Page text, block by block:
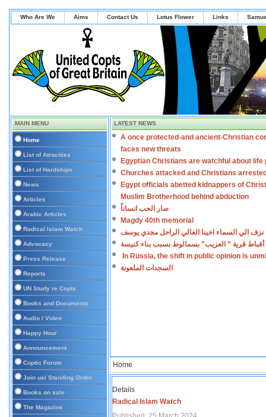
Who Are We Aims Contact Us Lotus Flower Links
MAIN MENU
Home
List of Atrocities
List of Hardships
News
Articles
Arabic Articles
Radical Islam Watch
Advocacy
Press Release
Reports
UN Study re Copts
Books and Documents
Audio / Video
Happy Hour
Announcement
Coptic Forum
Join us/ Standing Order
Books on sale
The Magazine
LATEST NEWS
A once protected-and ancient-Christian
faces new threats
Egyptian Christians are watchful about life
Churches attacked and Christians
Egypt officials abetted kidnappers of
Muslim Brotherhood behind abduction
صار الحب انساناً
Magdy 40th memorial
نزف الي السماء اخينا الغالي الراحل مجدي يوسف
أقباط قرية ” العزيب” بسمالوط بسبب بناء كنيسة
In Russia, the shift in public opinion is
السجدات الملعونة
Home
Details
Radical Islam Watch